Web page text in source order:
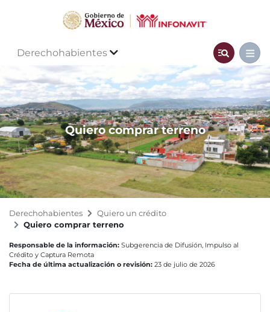
Derechohabientes
Quiero comprar terreno
Derechohabientes
Quiero un crédito
Quiero comprar terreno
Responsable de la información: Subgerencia de Difusión, Impulso al
Crédito y Captura Remota
Fecha de última actualización o revisión: 23 de julio de 2026